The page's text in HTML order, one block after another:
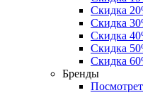
Скидка
Скидка
Скидка
Скидка
Скидка
Бренды